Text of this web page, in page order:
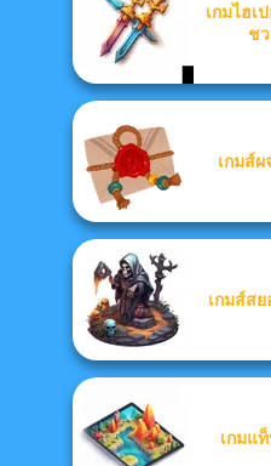
เกมไฮเ
ช
เกมส์
เกมส์ส
เกมแ